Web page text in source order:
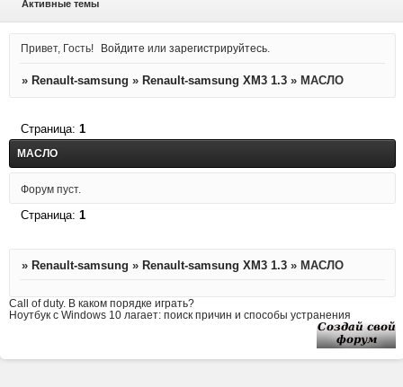
Активные темы
Привет, Гость! Войдите илизарегистрируйтесь
» Renault-samsung » Renault-samsung XM3 1.3 » МАСЛО
МАСЛО
Страница: 1
Форум пуст.
Страница: 1
» Renault-samsung » Renault-samsung XM3 1.3 » МАСЛО
Call of duty. В каком порядке играть?
Ноутбук с Windows 10 лагает: поиск причин и способы устранения